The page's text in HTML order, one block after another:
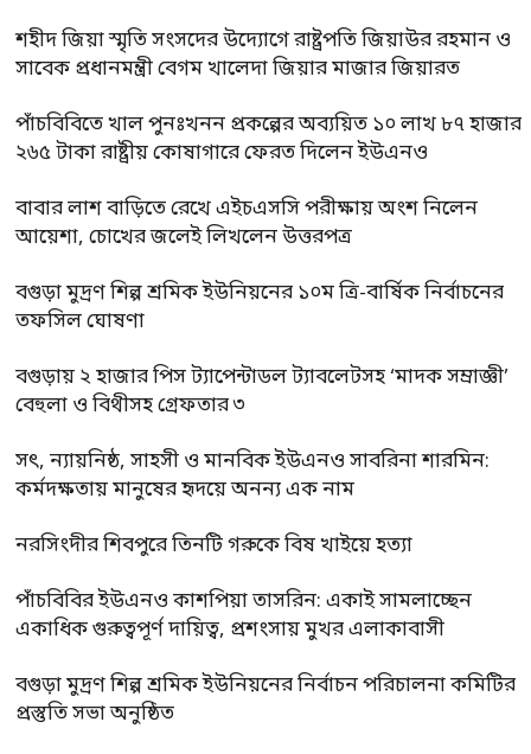
শহীদ জিয়া স্মৃতি সংসদের উদ্যোগে রাষ্ট্রপতি জিয়াউর রহমান ও
সাবেক প্রধানমন্ত্রী বেগম খালেদা জিয়ার মাজার জিয়ারত
পাঁচবিবিতে খাল পুনঃখনন প্রকল্পের অব্যয়িত ১০ লাখ ৮৭ হাজার
২৬৫ টাকা রাষ্ট্রীয় কোষাগারে ফেরত দিলেন ইউএনও
বাবার লাশ বাড়িতে রেখে এইচএসসি পরীক্ষায় অংশ নিলেন
আয়েশা, চোখের জলেই লিখলেন উত্তরপত্র
বগুড়া মুদ্রণ শিল্প শ্রমিক ইউনিয়নের ১০ম ত্রি-বার্ষিক নির্বাচনের
তফসিল ঘোষণা
বগুড়ায় ২ হাজার পিস ট্যাপেন্টাডল ট্যাবলেটসহ ‘মাদক সম্রাজ্ঞী’
বেহুলা ও বিথীসহ গ্রেফতার ৩
সৎ, ন্যায়নিষ্ঠ, সাহসী ও মানবিক ইউএনও সাবরিনা শারমিন:
কর্মদক্ষতায় মানুষের হৃদয়ে অনন্য এক নাম
নরসিংদীর শিবপুরে তিনটি গরুকে বিষ খাইয়ে হত্যা
পাঁচবিবির ইউএনও কাশপিয়া তাসরিন: একাই সামলাচ্ছেন
একাধিক গুরুত্বপূর্ণ দায়িত্ব, প্রশংসায় মুখর এলাকাবাসী
বগুড়া মুদ্রণ শিল্প শ্রমিক ইউনিয়নের নির্বাচন পরিচালনা কমিটির
প্রস্তুতি সভা অনুষ্ঠিত